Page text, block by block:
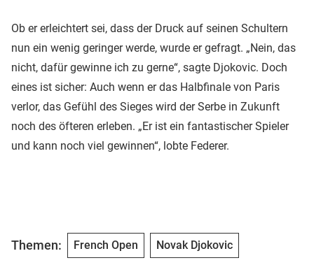
Ob er erleichtert sei, dass der Druck auf seinen Schultern
nun ein wenig geringer werde, wurde er gefragt. „Nein, das
nicht, dafür gewinne ich zu gerne“, sagte Djokovic. Doch
eines ist sicher: Auch wenn er das Halbfinale von Paris
verlor, das Gefühl des Sieges wird der Serbe in Zukunft
noch des öfteren erleben. „Er ist ein fantastischer Spieler
und kann noch viel gewinnen“, lobte Federer.
Themen: French Open Novak Djokovic